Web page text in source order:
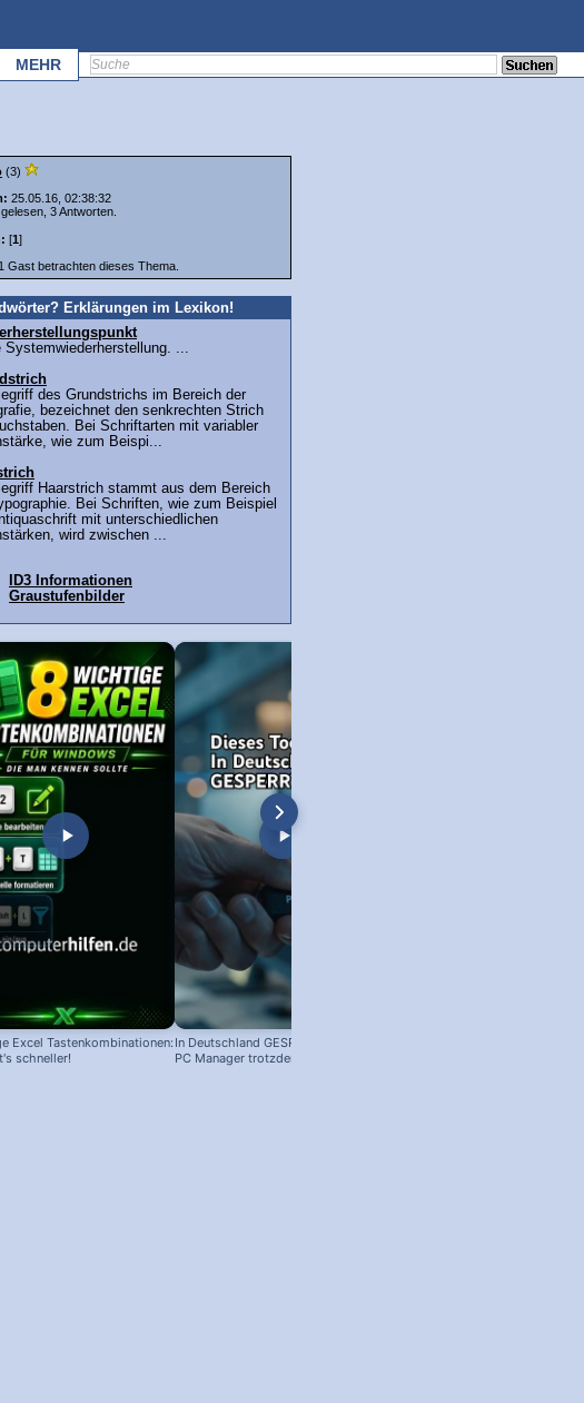
MEHR
(3)
25.05.16, 02:38:32
3 Antworten.
[1]
Gast betrachten dieses Thema.
Erklärungen im Lexikon!
Systemwiederherstellung. ...
des Grundstrichs im Bereich der
bezeichnet den senkrechten Strich
Bei Schriftarten mit variabler
wie zum Beispi...
Haarstrich stammt aus dem Bereich
Bei Schriften, wie zum Beispiel
mit unterschiedlichen
wird zwischen ...
ID3 Informationen
Graustufenbilder
Excel Tastenkombinationen:
schneller!
In Deutschland GESPERRT: Microsoft
PC Manager trotzdem installieren